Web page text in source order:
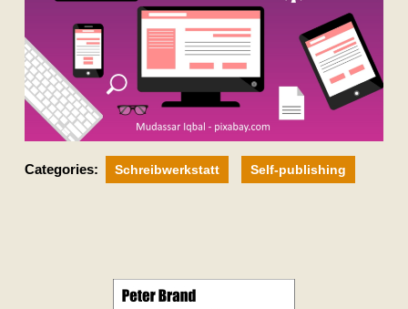
Categories: Schreibwerkstatt Self-publishing